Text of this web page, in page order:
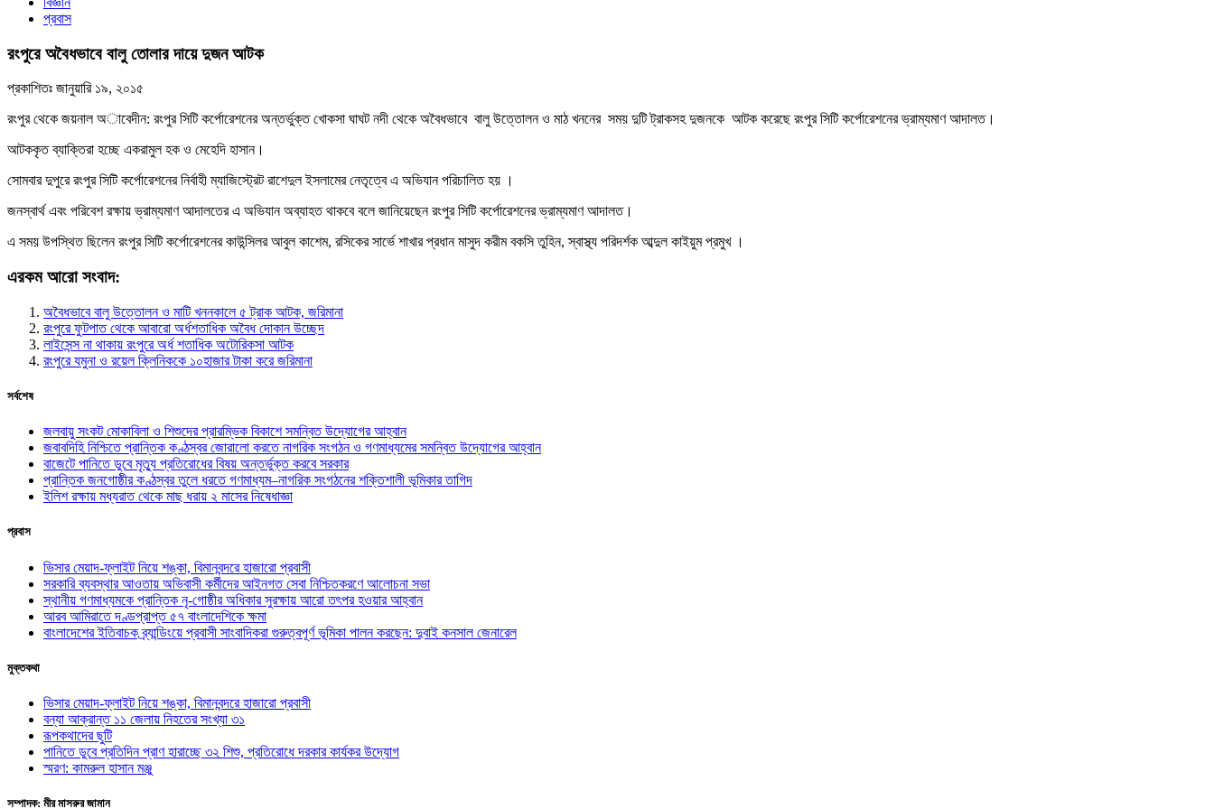
প্রবাস
রংপুরে অবৈধভাবে বালু তোলার দায়ে দুজন আটক
প্রকাশিতঃ জানুয়ারি ১৯, ২০১৫
রংপুর থেকে জয়নাল অাবেদীন: রংপুর সিটি কর্পোরেশনের অন্তর্ভুক্ত খোকসা ঘাঘট নদী থেকে অবৈধভাবে বালু উত্তোলন ও মাঠ খননের সময় দুটি ট্রাকসহ দুজনকে আটক করেছে রংপুর সিটি কর্পোরেশনের ভ্রাম্যমাণ আদালত।
আটককৃত ব্যাক্তিরা হচ্ছে একরামুল হক ও মেহেদি হাসান।
সোমবার দুপুরে রংপুর সিটি কর্পোরেশনের নির্বাহী ম্যাজিস্ট্রেট রাশেদুল ইসলামের নেতৃত্বে এ অভিযান পরিচালিত হয় ।
জনস্বার্থ এবং পরিবেশ রক্ষায় ভ্রাম্যমাণ আদালতের এ অভিযান অব্যাহত থাকবে বলে জানিয়েছেন রংপুর সিটি কর্পোরেশনের ভ্রাম্যমাণ আদালত।
এ সময় উপস্থিত ছিলেন রংপুর সিটি কর্পোরেশনের কাউন্সিলর আবুল কাশেম, রসিকের সার্ভে শাখার প্রধান মাসুদ করীম বকসি তুহিন, স্বাস্থ্য পরিদর্শক আব্দুল কাইয়ুম প্রমুখ ।
এরকম আরো সংবাদ:
অবৈধভাবে বালু উত্তোলন ও মাটি খননকালে ৫ ট্রাক আটক, জরিমানা
রংপুরে ফুটপাত থেকে আবারো অর্ধশতাধিক অবৈধ দোকান উচ্ছেদ
লাইসেন্স না থাকায় রংপুরে অর্ধ শতাধিক অটোরিকসা আটক
রংপুরে যমুনা ও রয়েল ক্লিনিককে ১০হাজার টাকা করে জরিমানা
সর্বশেষ
জলবায়ু সংকট মোকাবিলা ও শিশুদের প্রারম্ভিক বিকাশে সমন্বিত উদ্যোগের আহ্বান
জবাবদিহি নিশ্চিতে প্রান্তিক কণ্ঠস্বর জোরালো করতে নাগরিক সংগঠন ও গণমাধ্যমের সমন্বিত উদ্যোগের আহ্বান
বাজেটে পানিতে ডুবে মৃত্যু প্রতিরোধের বিষয় অন্তর্ভুক্ত করবে সরকার
প্রান্তিক জনগোষ্ঠীর কণ্ঠস্বর তুলে ধরতে গণমাধ্যম–নাগরিক সংগঠনের শক্তিশালী ভূমিকার তাগিদ
ইলিশ রক্ষায় মধ্যরাত থেকে মাছ ধরায় ২ মাসের নিষেধাজ্ঞা
প্রবাস
ভিসার মেয়াদ-ফ্লাইট নিয়ে শঙ্কা, বিমানবন্দরে হাজারো প্রবাসী
সরকারি ব্যবস্থার আওতায় অভিবাসী কর্মীদের আইনগত সেবা নিশ্চিতকরণে আলোচনা সভা
স্থানীয় গণমাধ্যমকে প্রান্তিক নৃ-গোষ্ঠীর অধিকার সুরক্ষায় আরো তৎপর হওয়ার আহ্বান
আরব আমিরাতে দণ্ডপ্রাপ্ত ৫৭ বাংলাদেশিকে ক্ষমা
বাংলাদেশের ইতিবাচক ব্র্যান্ডিংয়ে প্রবাসী সাংবাদিকরা গুরুত্বপূর্ণ ভূমিকা পালন করছেন: দুবাই কনসাল জেনারেল
মুক্তকথা
ভিসার মেয়াদ-ফ্লাইট নিয়ে শঙ্কা, বিমানবন্দরে হাজারো প্রবাসী
বন্যা আক্রান্ত ১১ জেলায় নিহতের সংখ্যা ৩১
রূপকথাদের ছুটি
পানিতে ডুবে প্রতিদিন প্রাণ হারাচ্ছে ৩২ শিশু, প্রতিরোধে দরকার কার্যকর উদ্যোগ
স্মরণ: কামরুল হাসান মঞ্জু
সম্পাদক: মীর মাসরুর জামান